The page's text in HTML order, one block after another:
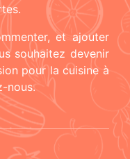
et ajouter
souhaitez devenir
pour la cuisine à
nous.